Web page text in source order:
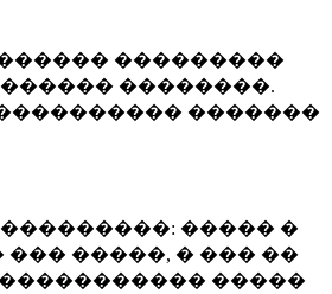
���������
��������.
�������
����� �
�����, � ��� ��
����������� �����